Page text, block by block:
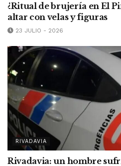
¿Ritual de brujería en El
altar con velas y figuras
23 JULIO - 2026
RIVADAVIA
Rivadavia: un hombre